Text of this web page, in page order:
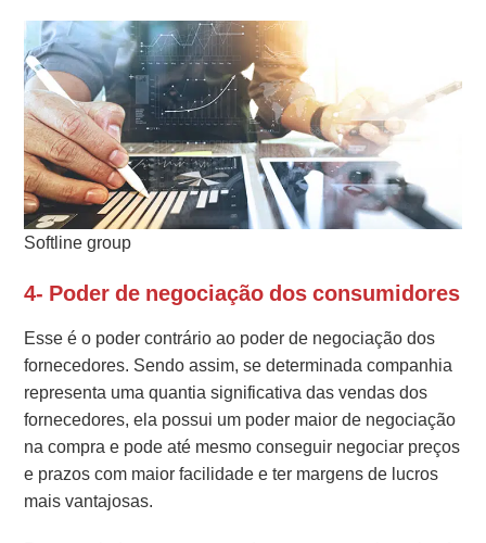
Softline group
4- Poder de negociação dos consumidores
Esse é o poder contrário ao poder de negociação dos
fornecedores. Sendo assim, se determinada companhia
representa uma quantia significativa das vendas dos
fornecedores, ela possui um poder maior de negociação
na compra e pode até mesmo conseguir negociar preços
e prazos com maior facilidade e ter margens de lucros
mais vantajosas.